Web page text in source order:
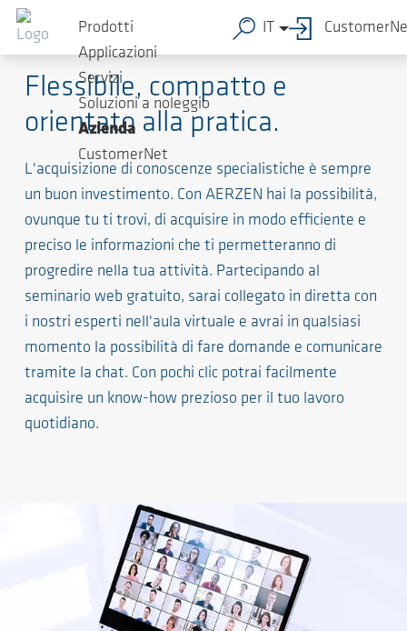
Seminari web AERZEN
Flessibile, compatto e
orientato alla pratica.
L'acquisizione di conoscenze specialistiche è sempre
un buon investimento. Con AERZEN hai la possibilità,
ovunque tu ti trovi, di acquisire in modo efficiente e
preciso le informazioni che ti permetteranno di
progredire nella tua attività. Partecipando al
seminario web gratuito, sarai collegato in diretta con
i nostri esperti nell'aula virtuale e avrai in qualsiasi
momento la possibilità di fare domande e comunicare
tramite la chat. Con pochi clic potrai facilmente
acquisire un know-how prezioso per il tuo lavoro
quotidiano.
Prodotti
Applicazioni
Servizi
Soluzioni a noleggio
Azienda
CustomerNet
IT